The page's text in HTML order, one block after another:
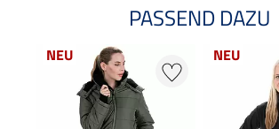
PASSEND DAZU
NEU NEU